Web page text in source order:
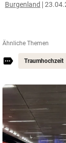
Burgenland
Ähnliche Themen
Traumhochzeit